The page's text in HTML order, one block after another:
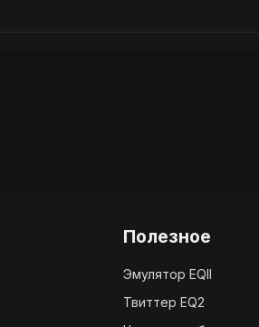
Полезное
Эмулятор EQII
Твиттер EQ2